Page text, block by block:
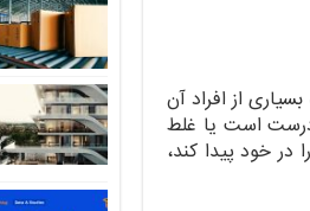
از افراد آن
درست است یا غلط
خود پیدا کند،